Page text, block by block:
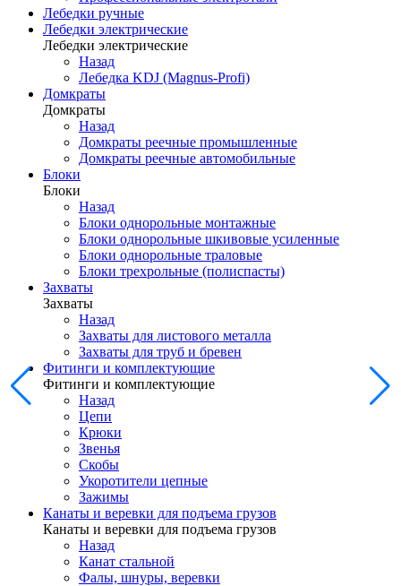
Лебедки ручные
Лебедки электрические
Лебедки электрические
Назад
Лебедка KDJ (Magnus-Profi)
Домкраты
Домкраты
Назад
Домкраты реечные промышленные
Домкраты реечные автомобильные
Блоки
Блоки
Назад
Блоки однорольные монтажные
Блоки однорольные шкивовые усиленные
Блоки однорольные траловые
Блоки трехрольные (полиспасты)
Захваты
Захваты
Назад
Захваты для листового металла
Захваты для труб и бревен
Фитинги и комплектующие
Фитинги и комплектующие
Назад
Цепи
Крюки
Звенья
Скобы
Укоротители цепные
Зажимы
Канаты и веревки для подъема грузов
Канаты и веревки для подъема грузов
Назад
Канат стальной
Фалы, шнуры, веревки